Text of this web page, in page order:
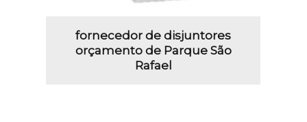
fornecedor de disjuntores
orçamento de Parque São
Rafael